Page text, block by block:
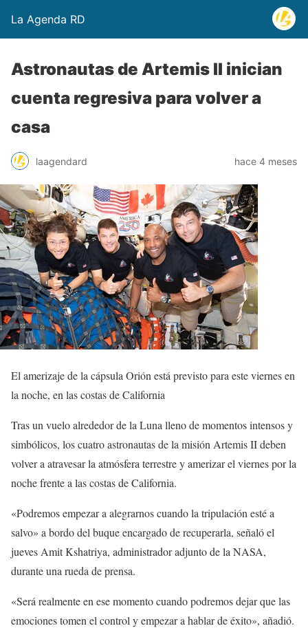
La Agenda RD
Astronautas de Artemis II inician
cuenta regresiva para volver a
casa
laagendard hace 4 meses
El amerizaje de la cápsula Orión está previsto para este viernes en
la noche, en las costas de California
Tras un vuelo alrededor de la Luna lleno de momentos intensos y
simbólicos, los cuatro astronautas de la misión Artemis II deben
volver a atravesar la atmósfera terrestre y amerizar el viernes por la
noche frente a las costas de California.
«Podremos empezar a alegrarnos cuando la tripulación esté a
salvo» a bordo del buque encargado de recuperarla, señaló el
jueves Amit Kshatriya, administrador adjunto de la NASA,
durante una rueda de prensa.
«Será realmente en ese momento cuando podremos dejar que las
emociones tomen el control y empezar a hablar de éxito», añadió.